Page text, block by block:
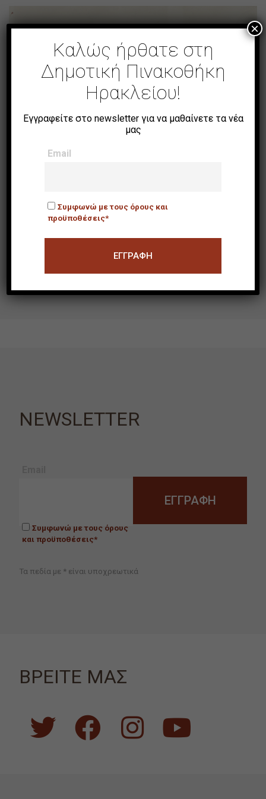
NEWSLETTER
Συμφωνώ με τους όρους
και προϋποθέσεις*
Τα πεδία με * είναι υποχρεωτικά
ΒΡΕΙΤΕ ΜΑΣ
Καλώς ήρθατε στη
Δημοτική Πινακοθήκη
Ηρακλείου!
Εγγραφείτε στο newsletter για να μαθαίνετε τα νέα
μας
Email
Συμφωνώ με τους όρους και
προϋποθέσεις*
×